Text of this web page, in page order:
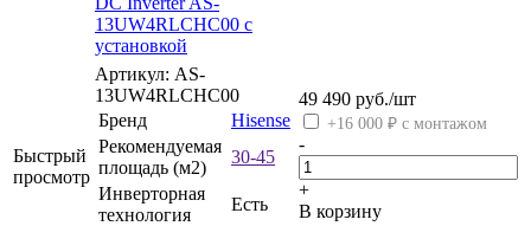
Быстрый
просмотр
13UW4RLCHC00 с
установкой
Артикул: AS-
13UW4RLCHC00
Бренд
Hisense
Рекомендуемая
площадь (м2)
30-45
Инверторная
технология
Есть
49 490 руб./шт
+16 000 ₽ с монтажом
-
+
В корзину